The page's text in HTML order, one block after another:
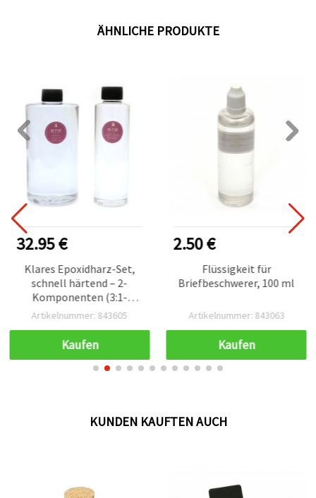
ÄHNLICHE PRODUKTE
32.95 €
Klares Epoxidharz-Set,
schnell härtend – 2-
Komponenten (3:1-
Mischung), 1 kg Gesamt
kristallklares Gießen,
Beschichten & Kleben für
Schmuckherstellung,
Artikelnummer: 843605
Kaufen
2.50 €
Flüssigkeit für
Briefbeschwerer, 100 ml
Artikelnummer: 843063
Kaufen
KUNDEN KAUFTEN AUCH